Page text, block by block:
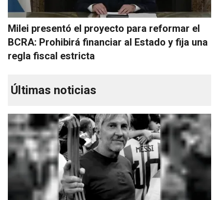
Milei presentó el proyecto para reformar el
BCRA: Prohibirá financiar al Estado y fija una
regla fiscal estricta
Últimas noticias